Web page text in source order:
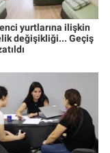
yurtlarına ilişkin
değişikliği... Geçiş